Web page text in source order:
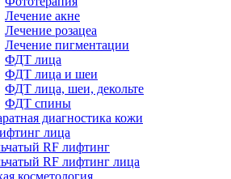
Лечение акне
Лечение розацеа
Лечение пигментации
ФДТ лица
ФДТ лица и шеи
ФДТ лица, шеи, декольте
ФДТ спины
диагностика кожи
лица
RF лифтинг
RF лифтинг лица
косметология